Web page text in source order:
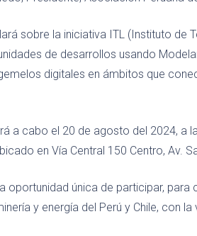
sobre la iniciativa ITL (Instituto de
de desarrollos usando
digitales en ámbitos que
a cabo el 20 de agosto del 2024, a
en Vía Central 150 Centro, Av.
oportunidad única de participar,
y energía del Perú y Chile, con